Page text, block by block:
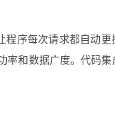
序每次请求都自动更
率和数据广度。代码